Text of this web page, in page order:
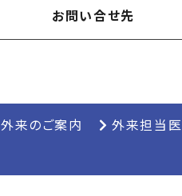
お問い合せ先
外来のご案内 外来担当医